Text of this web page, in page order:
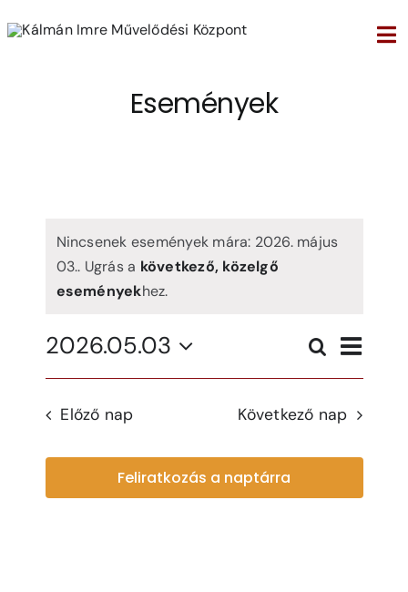
Események
Nincsenek események mára: 2026. május
03.. Ugrás a következő, közelgő
eseményekhez.
and
Search
Napi
2026.05.03
Select
Előző nap Következő nap
Feliratkozás a naptárra